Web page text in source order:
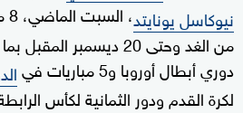
نيوكاسل يونايتد
من الغد وحتى 20 ديسمبر
دوري أبطال أوروبا و5 مباريات في
لكرة القدم ودور الثمانية لكأس